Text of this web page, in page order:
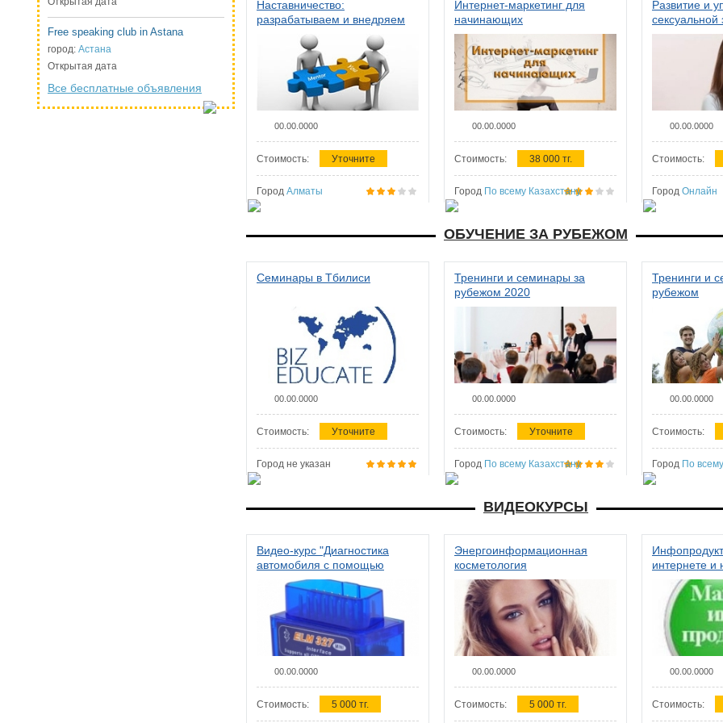
Free speaking club in Astana
город: Астана
Открытая дата
Все бесплатные объявления
Наставничество:
разрабатываем и внедряем
систему наставничества в
организации
00.00.0000
Стоимость: Уточните
Город Алматы
Интернет-маркетинг для
начинающих
00.00.0000
Стоимость: 38 000 тг.
Город По всему Казахстану
Развитие и
сексуальной
женщин
00.00.0000
Стоимость:
Город Онлайн
ОБУЧЕНИЕ ЗА РУБЕЖОМ
Семинары в Тбилиси
00.00.0000
Стоимость: Уточните
Город не указан
Тренинги и семинары за
рубежом 2020
00.00.0000
Стоимость: Уточните
Город По всему Казахстану
Тренинги и
рубежом
00.00.0000
Стоимость:
Город По
ВИДЕОКУРСЫ
Видео-курс "Диагностика
автомобиля с помощью
сканера ELM 327"
00.00.0000
Стоимость: 5 000 тг.
Энергоинформационная
косметология
00.00.0000
Стоимость: 5 000 тг.
интернете и
00.00.0000
Стоимость: